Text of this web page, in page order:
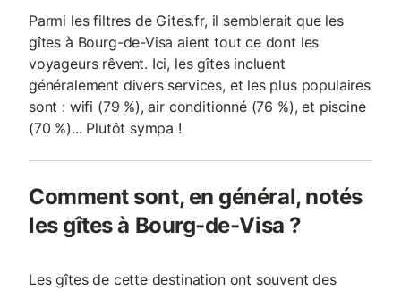
Parmi les filtres de Gites.fr, il semblerait que les
gîtes à Bourg-de-Visa aient tout ce dont les
voyageurs rêvent. Ici, les gîtes incluent
généralement divers services, et les plus populaires
sont : wifi (79 %), air conditionné (76 %), et piscine
(70 %)... Plutôt sympa !
Comment sont, en général, notés
les gîtes à Bourg-de-Visa ?
Les gîtes de cette destination ont souvent des